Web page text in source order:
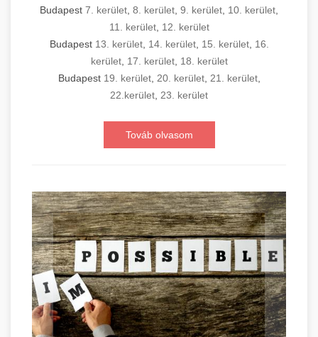
Budapest 7. kerület, 8. kerület, 9. kerület, 10. kerület,
11. kerület, 12. kerület
Budapest 13. kerület, 14. kerület, 15. kerület, 16.
kerület, 17. kerület, 18. kerület
Budapest 19. kerület, 20. kerület, 21. kerület,
22.kerület, 23. kerület
Továb olvasom